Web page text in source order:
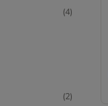
(4)
(2)